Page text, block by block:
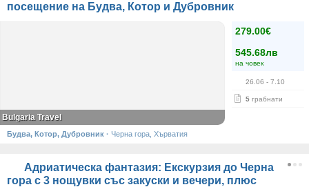
посещение на Будва, Котор и Дубровник
279.00€
545.68лв
на човек
26.06 - 7.10
5 грабнати
Bulgaria Travel
Будва, Котор, Дубровник · Черна гора, Хърватия
Адриатическа фантазия: Екскурзия до Черна
гора с 3 нощувки със закуски и вечери, плюс